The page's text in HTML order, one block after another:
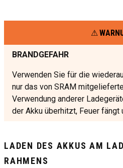
BRANDGEFAHR
Verwenden Sie für die
nur das von SRAM
Verwendung anderer
der Akku überhitzt, Feuer
LADEN DES AKKUS AM
RAHMENS